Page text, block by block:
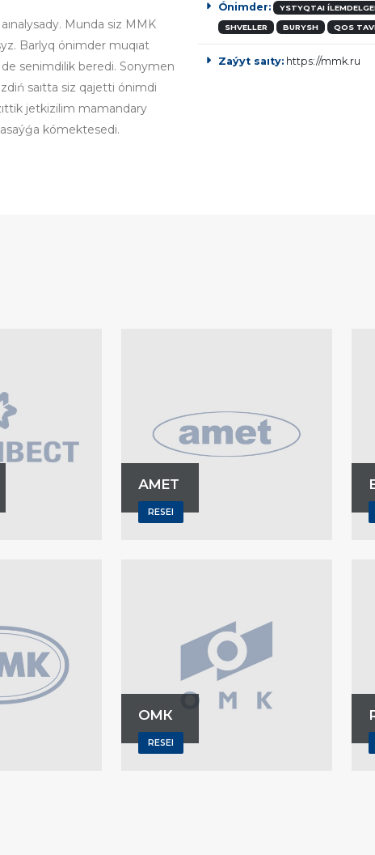
Munda siz MMK
Barlyq ónimder muqıat
senimdilik beredi. Sonymen
saıtta siz qajetti ónimdi
jetkizilim mamandary
kómektesedi.
Ónimder: YSTYQTAI
SHVELLER BURYSH QOS
Zaýyt saıty: https://mmk.ru
АМЕТ
RESEI
ОМК
RESEI